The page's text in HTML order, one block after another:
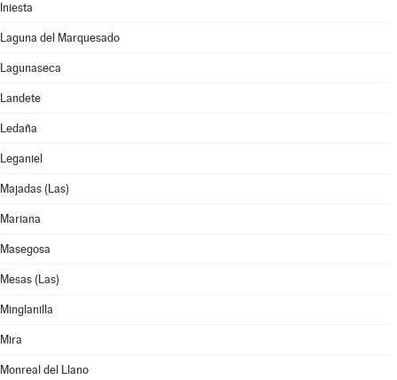
Iniesta
Laguna del Marquesado
Lagunaseca
Landete
Ledaña
Leganiel
Majadas (Las)
Mariana
Masegosa
Mesas (Las)
Minglanilla
Mira
Monreal del Llano